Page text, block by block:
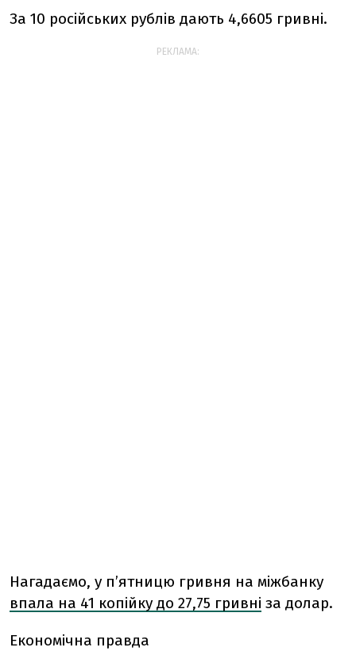
За 10 російських рублів дають 4,6605 гривні.
РЕКЛАМА:
Нагадаємо, у п’ятницю гривня на міжбанку
впала на 41 копійку до 27,75 гривні за долар.
Економічна правда